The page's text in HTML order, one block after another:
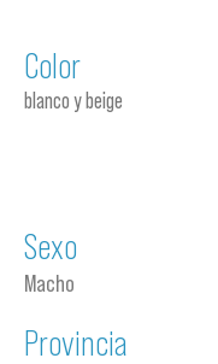
Color
blanco y beige
Sexo
Macho
Provincia